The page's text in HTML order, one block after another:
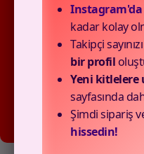
Youtube
Paketleri
Canmedya’in ayrıcalıklı
artırın. YouTube yorum
sürede, hızla büyütün!
kadar kolay
Takipçi
bir profil
Yeni kitlelere
sayfasında
Şimdi sipariş
hissedin!